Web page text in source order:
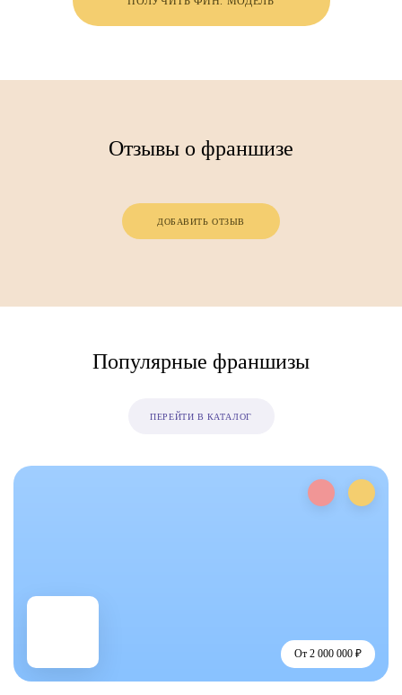
Отзывы о франшизе
ДОБАВИТЬ ОТЗЫВ
Популярные франшизы
ПЕРЕЙТИ В КАТАЛОГ
От 2 000 000 ₽